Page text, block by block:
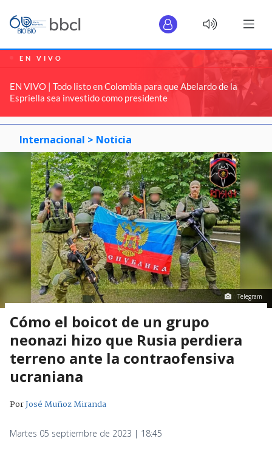
EN VIVO
EN VIVO | Todo listo en Colombia para que Abelardo de la
Espriella sea investido como presidente
Internacional > Noticia
Telegram
Cómo el boicot de un grupo
neonazi hizo que Rusia perdiera
terreno ante la contraofensiva
ucraniana
PorJosé Muñoz Miranda
Martes 05 septiembre de 2023 | 18:45